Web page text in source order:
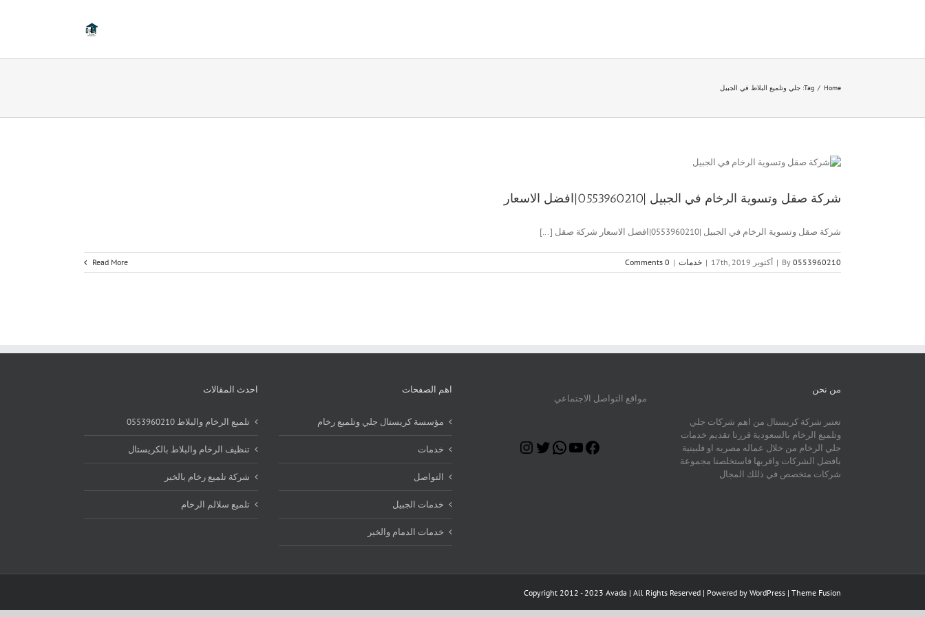
Home
/
Tag: جلي وتلميع البلاط في الجبيل
شركة صقل وتسوية الرخام في الجبيل |0553960210|افضل الاسعار
شركة صقل وتسوية الرخام في الجبيل |0553960210|افضل الاسعار شركة صقل [...]
By 0553960210
| أكتوبر 17th, 2019 | خدمات |
0 Comments
Read More
من نحن
تعتبر شركة كريستال من اهم شركات جلي
وتلميع الرخام بالسعودية قررنا تقديم خدمات
جلي الرخام من خلال عماله مصريه او فلبينية
بافضل الشركات واقربها فاستخلصنا مجموعة
شركات متخصص في ذللك المجال
مواقع التواصل الاجتماعي
Facebook
YouTube
WhatsApp
Twitter
اهم الصفحات
مؤسسة كريستال جلي وتلميع رخام
خدمات
التواصل
خدمات الجبيل
خدمات الدمام والخبر
احدث المقالات
تلميع الرخام والبلاط 0553960210
تنظيف الرخام والبلاط بالكريستال
شركة تلميع رخام بالخبر
تلميع سلالم الرخام
Copyright 2012 - 2023 Avada | All Rights Reserved | Powered by WordPress | Theme Fusion